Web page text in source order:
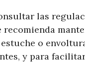
las
recomienda
o
y para